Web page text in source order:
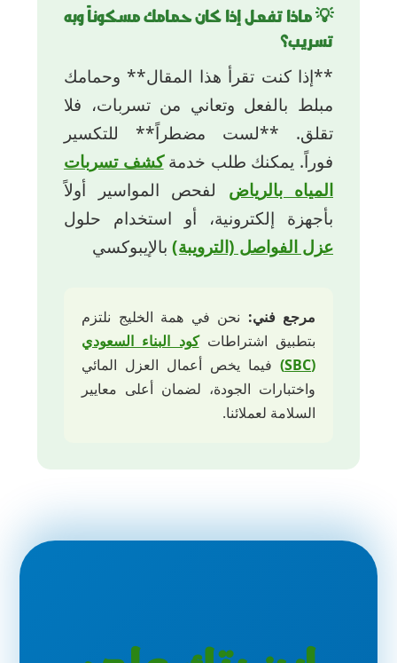
💡 ماذا تفعل إذا كان حمامك مسكوناً وبه
تسريب؟
**إذا كنت تقرأ هذا المقال** وحمامك
مبلط بالفعل وتعاني من تسربات، فلا
تقلق. **لست مضطراً** للتكسير
فوراً. يمكنك طلب خدمةكشف تسربات
المياه بالرياض لفحص المواسير أولاً
بأجهزة إلكترونية، أو استخدام حلول
عزل الفواصل (الترويبة) بالإيبوكسي
مرجع فني: نحن في همة الخليج نلتزم
بتطبيق اشتراطاتكود البناء السعودي
(SBC)
فيما يخص أعمال العزل المائي
واختبارات الجودة، لضمان أعلى معايير
السلامة لعملائنا.